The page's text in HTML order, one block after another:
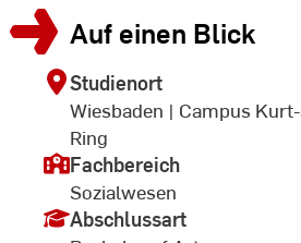
BASA-
online Auf einen Blick
Studienort
Wiesbaden | Campus
Ring
Fachbereich
Sozialwesen
Abschlussart